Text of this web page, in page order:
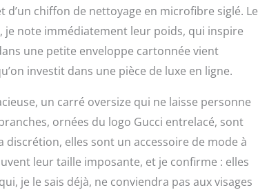
chiffon de nettoyage en microfibre siglé. Le
note immédiatement leur poids, qui inspire
une petite enveloppe cartonnée vient
investit dans une pièce de luxe en ligne.
un carré oversize qui ne laisse personne
ornées du logo Gucci entrelacé, sont
elles sont un accessoire de mode à
leur taille imposante, et je confirme : elles
je le sais déjà, ne conviendra pas aux visages